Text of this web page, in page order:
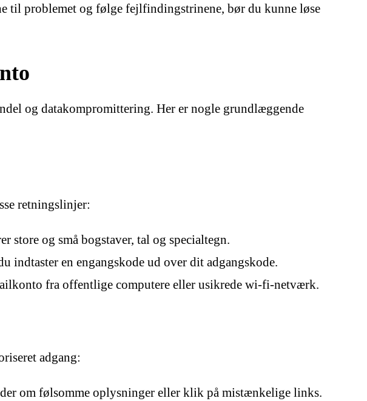
til problemet og følge fejlfindingstrinene, bør du kunne løse
og datakompromittering. Her er nogle grundlæggende
retningslinjer:
og små bogstaver, tal og specialtegn.
indtaster en engangskode ud over dit adgangskode.
fra offentlige computere eller usikrede wi-fi-netværk.
adgang:
om følsomme oplysninger eller klik på mistænkelige links.